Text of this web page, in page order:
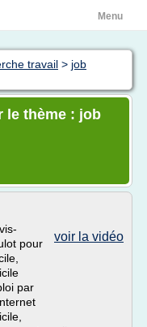
Menu
travail > job
le thème : job
voir la vidéo
pour
par